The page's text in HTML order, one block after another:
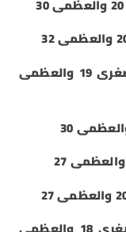
– درجات الحرارة فى شبين الكوم والصغرى 19 والعظمى